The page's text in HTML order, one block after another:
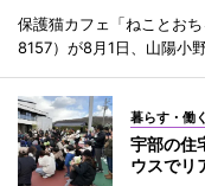
保護猫カフェ「ねことお
8157）が8月1日、山陽小
暮らす・働く
宇部の住
ウスでリ